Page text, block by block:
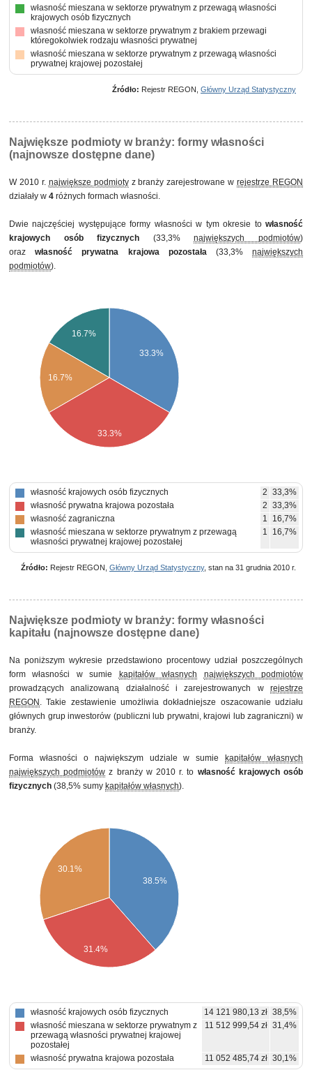
własność mieszana w sektorze prywatnym z przewagą własności
krajowych osób fizycznych
własność mieszana w sektorze prywatnym z brakiem przewagi
któregokolwiek rodzaju własności prywatnej
własność mieszana w sektorze prywatnym z przewagą własności
prywatnej krajowej pozostałej
Źródło: Rejestr REGON, Główny Urząd Statystyczny
Największe podmioty w branży: formy własności
(najnowsze dostępne dane)
W 2010 r. największe podmiotyz branży zarejestrowane wrejestrze REGON
działały w 4 różnych formach własności.
Dwie najczęściej występujące formy własności w tym okresie to własność
krajowych osób fizycznych (33,3%największych podmiotów)
orazwłasność prywatna krajowa pozostała(33,3%największych
podmiotów).
33.3%
16.7%
16.7%
33.3%
własność krajowych osób fizycznych 2 33,3%
własność prywatna krajowa pozostała
2 33,3%
własność zagraniczna
1
16,7%
własność mieszana w sektorze prywatnym z przewagą
własności prywatnej krajowej pozostałej
1 16,7%
Źródło: Rejestr REGON, Główny Urząd Statystyczny, stan na 31 grudnia 2010 r.
Największe podmioty w branży: formy własności
kapitału (najnowsze dostępne dane)
Na poniższym wykresie przedstawiono procentowy udział poszczególnych
form własności w sumie
kapitałów własnych
największych podmiotów
prowadzących analizowaną działalność i zarejestrowanych w rejestrze
REGON . Takie zestawienie umożliwia dokładniejsze oszacowanie udziału
głównych grup inwestorów (publiczni lub prywatni, krajowi lub zagraniczni) w
branży.
Forma własności o największym udziale w sumie
kapitałów własnych
największych podmiotów z branży w 2010 r. to własność krajowych osób
fizycznych (38,5% sumy kapitałów własnych).
38.5%
30.1%
31.4%
własność krajowych osób fizycznych 14 121 980,13 zł 38,5%
własność mieszana w sektorze prywatnym z
przewagą własności prywatnej krajowej
pozostałej
11 512 999,54 zł 31,4%
własność prywatna krajowa pozostała 11 052 485,74 zł 30,1%